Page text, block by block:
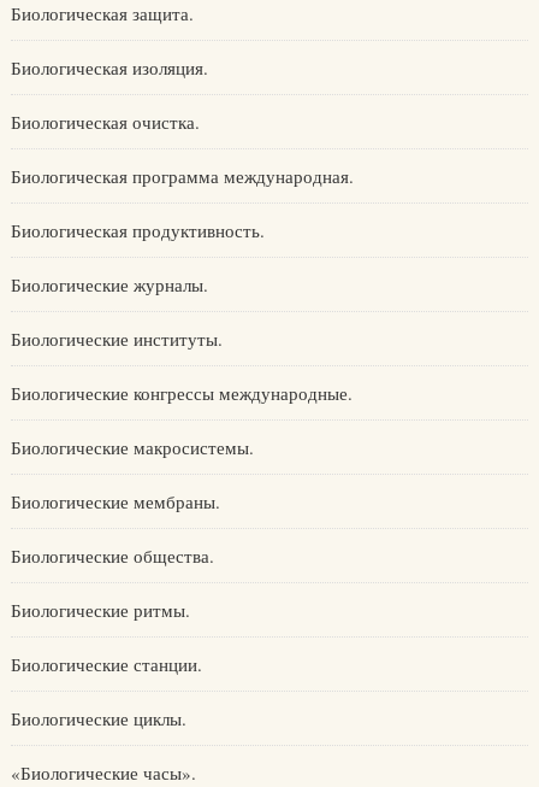
Биологическая защита.
Биологическая изоляция.
Биологическая очистка.
Биологическая программа международная.
Биологическая продуктивность.
Биологические журналы.
Биологические институты.
Биологические конгрессы международные.
Биологические макросистемы.
Биологические мембраны.
Биологические общества.
Биологические ритмы.
Биологические станции.
Биологические циклы.
«Биологические часы».